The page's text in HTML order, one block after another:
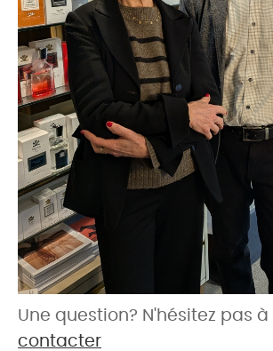
Une question? N'hésitez pas à
contacter